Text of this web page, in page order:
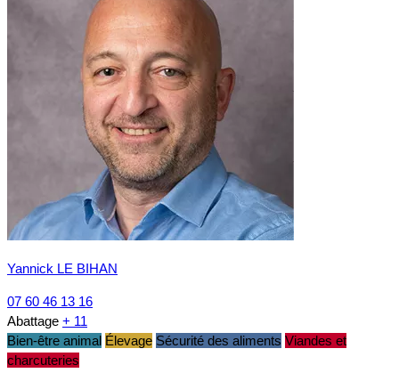
Yannick LE BIHAN
07 60 46 13 16
Abattage + 11
Bien-être animal Élevage Sécurité des aliments Viandes et
charcuteries